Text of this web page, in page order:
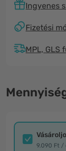
Ingyenes
Fizetési
MPL, GLS
9.090 Ft /